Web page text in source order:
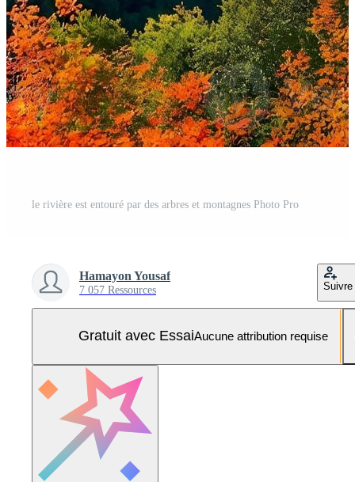
le rivière est entouré par des arbres et montagnes Photo Pro
Hamayon Yousaf
7 057 Ressources Suivre
Gratuit avec EssaiAucune attribution requise